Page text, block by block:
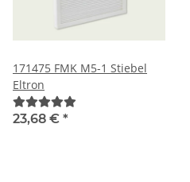
171475 FMK M5-1 Stiebel
Eltron
23,68 € *